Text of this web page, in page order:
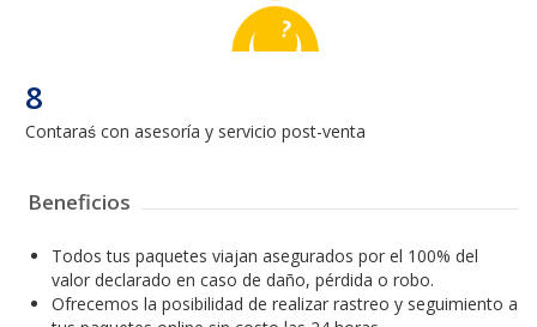
8
Contaraś con asesoría y servicio post-venta
Beneficios
Todos tus paquetes viajan asegurados por el 100% del
valor declarado en caso de daño, pérdida o robo.
Ofrecemos la posibilidad de realizar rastreo y seguimiento a